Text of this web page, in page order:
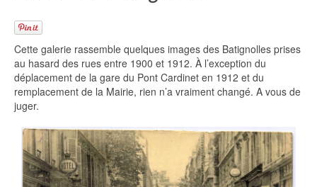
Cette galerie rassemble quelques images des Batignolles prises
au hasard des rues entre 1900 et 1912. À l’exception du
déplacement de la gare du Pont Cardinet en 1912 et du
remplacement de la Mairie, rien n’a vraiment changé. A vous de
juger.